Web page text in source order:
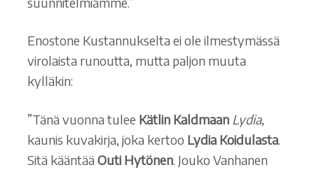
Enostone Kustannukselta ei ole ilmestymässä
virolaista runoutta, mutta paljon muuta
kylläkin:
”Tänä vuonna tulee Kätlin Kaldmaan Lydia,
kaunis kuvakirja, joka kertoo Lydia Koidulasta.
Sitä kääntääOuti Hytönen. Jouko Vanhanen